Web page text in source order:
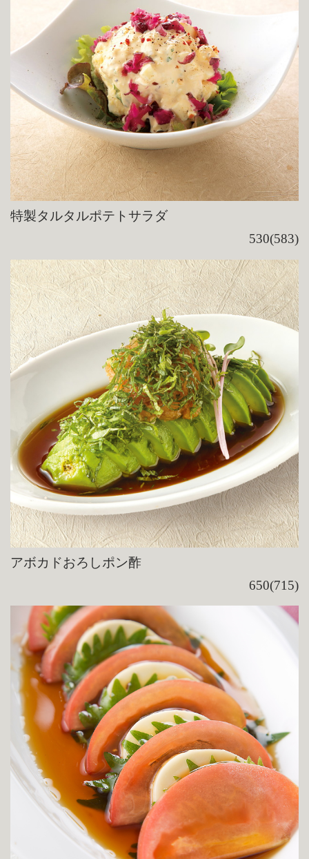
特製タルタルポテトサラダ
530(583)
アボカドおろしポン酢
650(715)